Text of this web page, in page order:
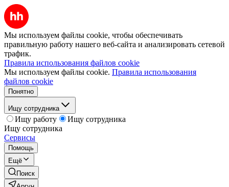
Мы используем файлы cookie, чтобы обеспечивать
правильную работу нашего веб-сайта и анализировать сетевой
трафик.
Правила использования файлов cookie
Мы используем файлы cookie. Правила использования
файлов cookie
Понятно
Ищу сотрудника
Ищу работу
Ищу сотрудника
Ищу сотрудника
Сервисы
Помощь
Ещё
Поиск